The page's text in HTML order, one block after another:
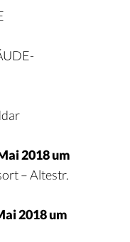
2018 um
– Altestr.
2018 um